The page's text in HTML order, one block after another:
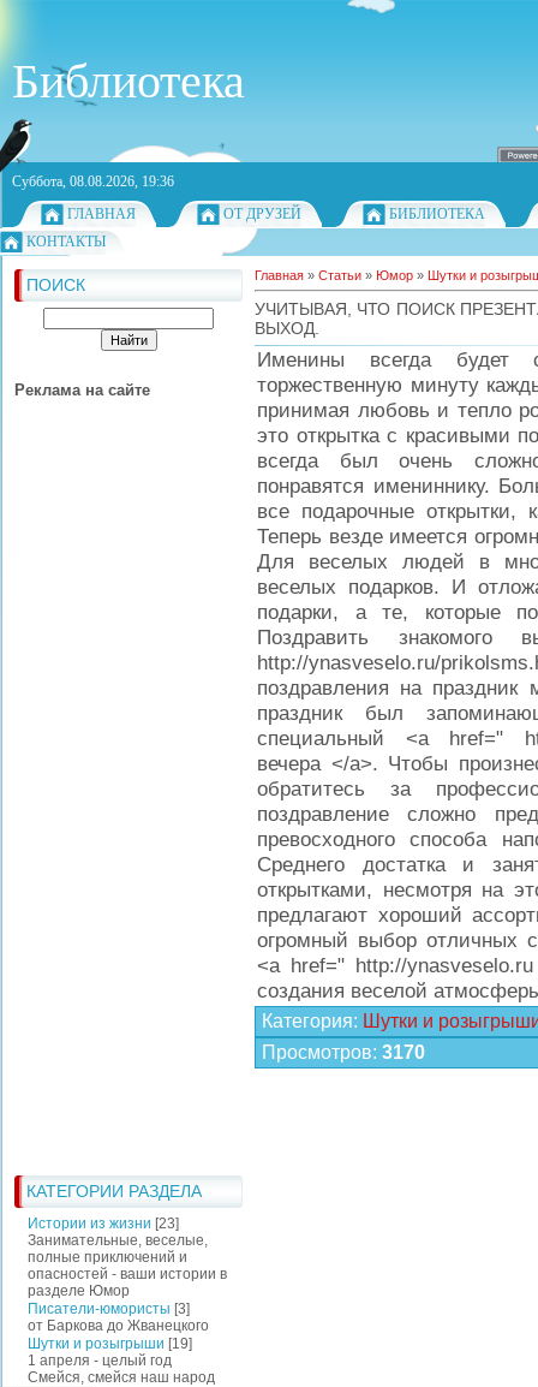
Библиотека
Суббота, 08.08.2026, 19:36
ГЛАВНАЯ
ОТ ДРУЗЕЙ
БИБЛИОТЕКА
КОНТАКТЫ
ПОИСК
Реклама на сайте
КАТЕГОРИИ РАЗДЕЛА
Истории из жизни [23]
Занимательные, веселые,
полные приключений и
опасностей - ваши истории в
разделе Юмор
Писатели-юмористы [3]
от Баркова до Жванецкого
Шутки и розыгрыши [19]
1 апреля - целый год
Смейся, смейся наш народ
Главная » Статьи » Юмор » Шутки и
УЧИТЫВАЯ, ЧТО ПОИСК
ВЫХОД.
Именины всегда будет
торжественную минуту
принимая любовь и тепло
это открытка с красивыми
всегда был очень
понравятся имениннику.
все подарочные открытки,
Теперь везде имеется
Для веселых людей в
веселых подарков. И
подарки, а те, которые
Поздравить
http://ynasveselo.ru/
поздравления на праздник
праздник был
специальный <a href="
вечера </a>. Чтобы
обратитесь за
поздравление сложно
превосходного способа
Среднего достатка и
открытками, несмотря на
предлагают хороший
огромный выбор отличных
<a href=" http://
создания веселой
Категория: Шутки и
Просмотров: 3170